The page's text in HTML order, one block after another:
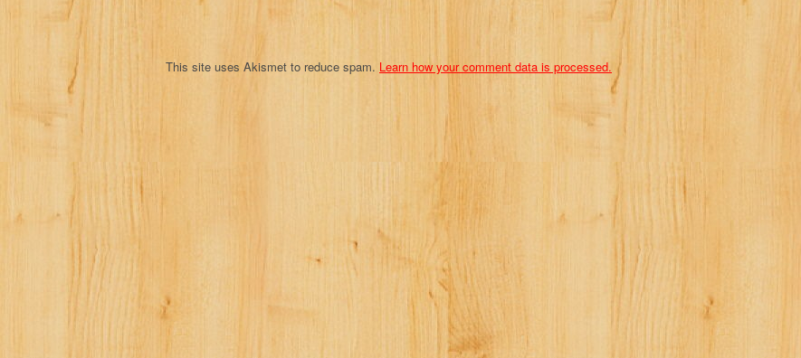
This site uses Akismet to reduce spam. Learn how your comment data is processed.